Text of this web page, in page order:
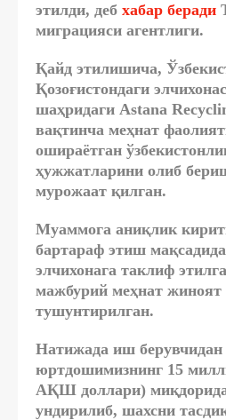
этилди, деб хабар беради
миграцияси агентлиги.
Қайд этилишича,
Қозоғистондаги
шаҳридаги Astana
вақтинча меҳнат
ошираётган
ҳужжатларини олиб
мурожаат қилган.
Муаммога аниқлик
бартараф этиш
элчихонага таклиф
мажбурий меҳнат жиноят
тушунтирилган.
Натижада иш берувчидан
юртдошимизнинг 15
АҚШ доллари)
ундирилиб, шахсни